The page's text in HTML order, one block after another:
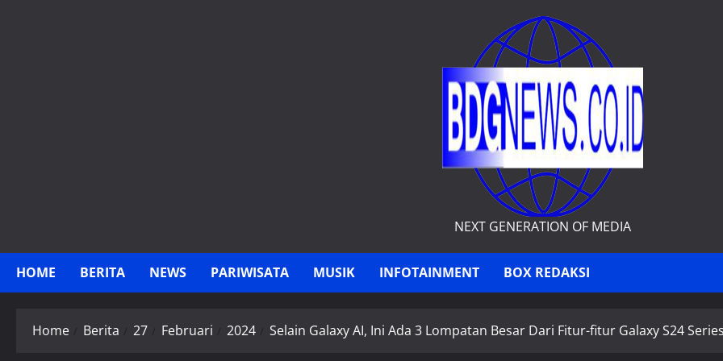
NEXT GENERATION OF MEDIA
HOME BERITA NEWS PARIWISATA MUSIK INFOTAINMENT BOX REDAKSI
Home Berita 27 Februari 2024 Selain Galaxy AI, Ini Ada 3 Lompatan Besar Dari Fitur-fitur Galaxy S24